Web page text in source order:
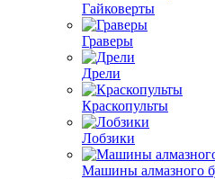
Гайковерты
Граверы
Дрели
Краскопульты
Лобзики
Машины алмазного